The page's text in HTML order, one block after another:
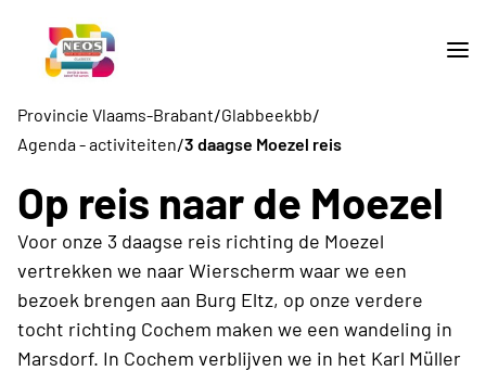
Provincie Vlaams-Brabant/Glabbeekbb/
Agenda - activiteiten/3 daagse Moezel reis
Op reis naar de Moezel
Voor onze 3 daagse reis richting de Moezel
vertrekken we naar Wierscherm waar we een
bezoek brengen aan Burg Eltz, op onze verdere
tocht richting Cochem maken we een wandeling in
Marsdorf. In Cochem verblijven we in het Karl Müller